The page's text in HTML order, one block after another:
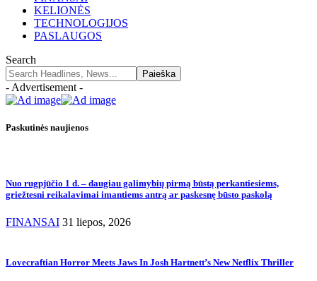
KELIONĖS
TECHNOLOGIJOS
PASLAUGOS
Search
- Advertisement -
Paskutinės naujienos
Nuo rugpjūčio 1 d. – daugiau galimybių pirmą būstą perkantiesiems,
griežtesni reikalavimai imantiems antrą ar paskesnę būsto paskolą
FINANSAI 31 liepos, 2026
Lovecraftian Horror Meets Jaws In Josh Hartnett’s New Netflix Thriller